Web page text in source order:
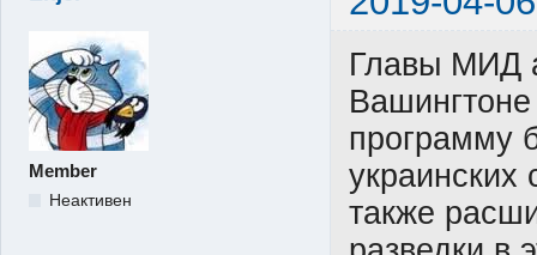
Member
Неактивен
Главы МИД
программу
также